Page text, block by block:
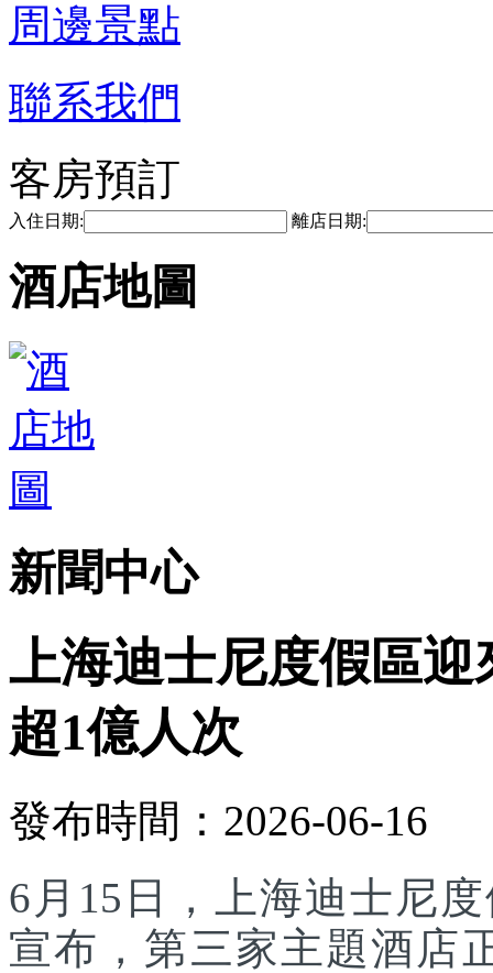
周邊景點
聯系我們
客房預訂
入住日期: 離店日期:
酒店地圖
新聞中心
上海迪士尼度假區
超1億人次
發布時間：2026-06-16
6月15日，上海迪士尼
宣布，第三家主題酒店